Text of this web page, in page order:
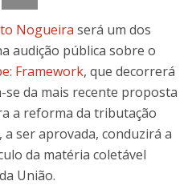
Nogueira será um dos
audição pública sobre o
Framework, que decorrerá
da mais recente proposta
a reforma da tributação
a ser aprovada, conduzirá a
da matéria coletável
União.